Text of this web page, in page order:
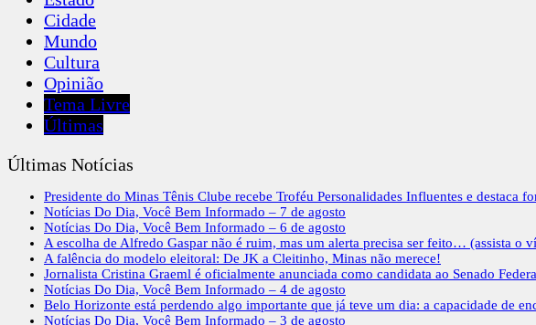
Cidade
Mundo
Cultura
Opinião
Tema Livre
Últimas
Últimas Notícias
Presidente do Minas Tênis Clube recebe Troféu Personalidades Influentes e destaca
Notícias Do Dia, Você Bem Informado – 7 de agosto
Notícias Do Dia, Você Bem Informado – 6 de agosto
A escolha de Alfredo Gaspar não é ruim, mas um alerta precisa ser feito… (assista o
A falência do modelo eleitoral: De JK a Cleitinho, Minas não merece!
Jornalista Cristina Graeml é oficialmente anunciada como candidata ao Senado
Notícias Do Dia, Você Bem Informado – 4 de agosto
Belo Horizonte está perdendo algo importante que já teve um dia: a capacidade de
Notícias Do Dia, Você Bem Informado – 3 de agosto